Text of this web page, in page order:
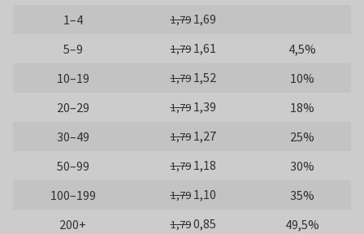
1–4
1,79 1,69
5–9
1,79 1,61
4,5%
10–19
1,79 1,52
10%
20–29
1,79 1,39
18%
30–49
1,79 1,27
25%
50–99
1,79 1,18
30%
100–199
1,79 1,10
35%
200+
1,790,85 49,5%